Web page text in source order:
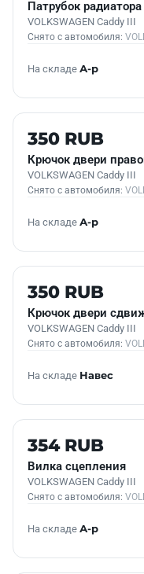
Патрубок
VOLKSWAGEN Caddy III
Снято с автомобиля:
На складе А-р
Б/У В НАЛИЧИИ
350 RUB
Крючок двери
VOLKSWAGEN Caddy III
Снято с автомобиля:
На складе А-р
Б/У В НАЛИЧИИ
350 RUB
Крючок двери
VOLKSWAGEN Caddy III
Снято с автомобиля:
На складе Навес
Б/У В НАЛИЧИИ
354 RUB
Вилка сцепления
VOLKSWAGEN Caddy III
Снято с автомобиля:
На складе А-р